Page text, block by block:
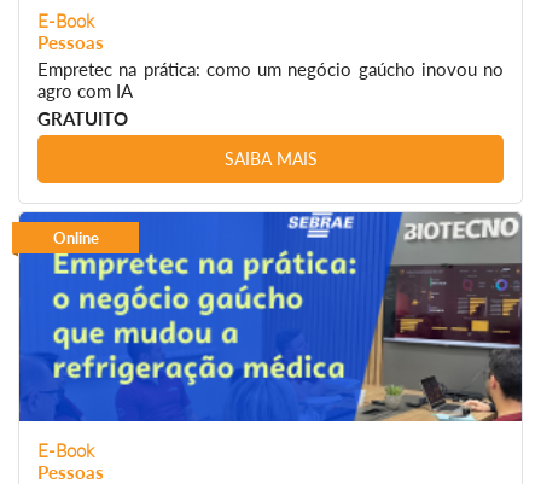
E-Book
Pessoas
Empretec na prática: como um negócio gaúcho inovou no
agro com IA
GRATUITO
SAIBA MAIS
Online
E-Book
Pessoas